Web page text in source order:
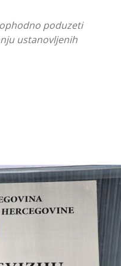
poduzeti
ustanovljenih